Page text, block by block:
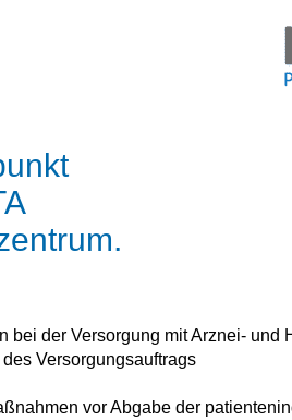
bei der Versorgung mit Arznei- und
Versorgungsauftrags
vor Abgabe der